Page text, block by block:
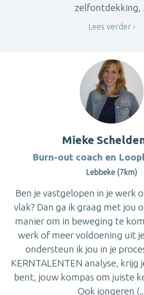
zelfontdekking,
Lees verder
Mieke
Burn-out coach en
Lebbeke (7km)
Ben je vastgelopen in je werk
vlak? Dan ga ik graag met jou
manier om in beweging te
werk of meer voldoening uit
ondersteun ik jou in je
KERNTALENTEN analyse, krijg
bent, jouw kompas om juiste
Ook jongeren